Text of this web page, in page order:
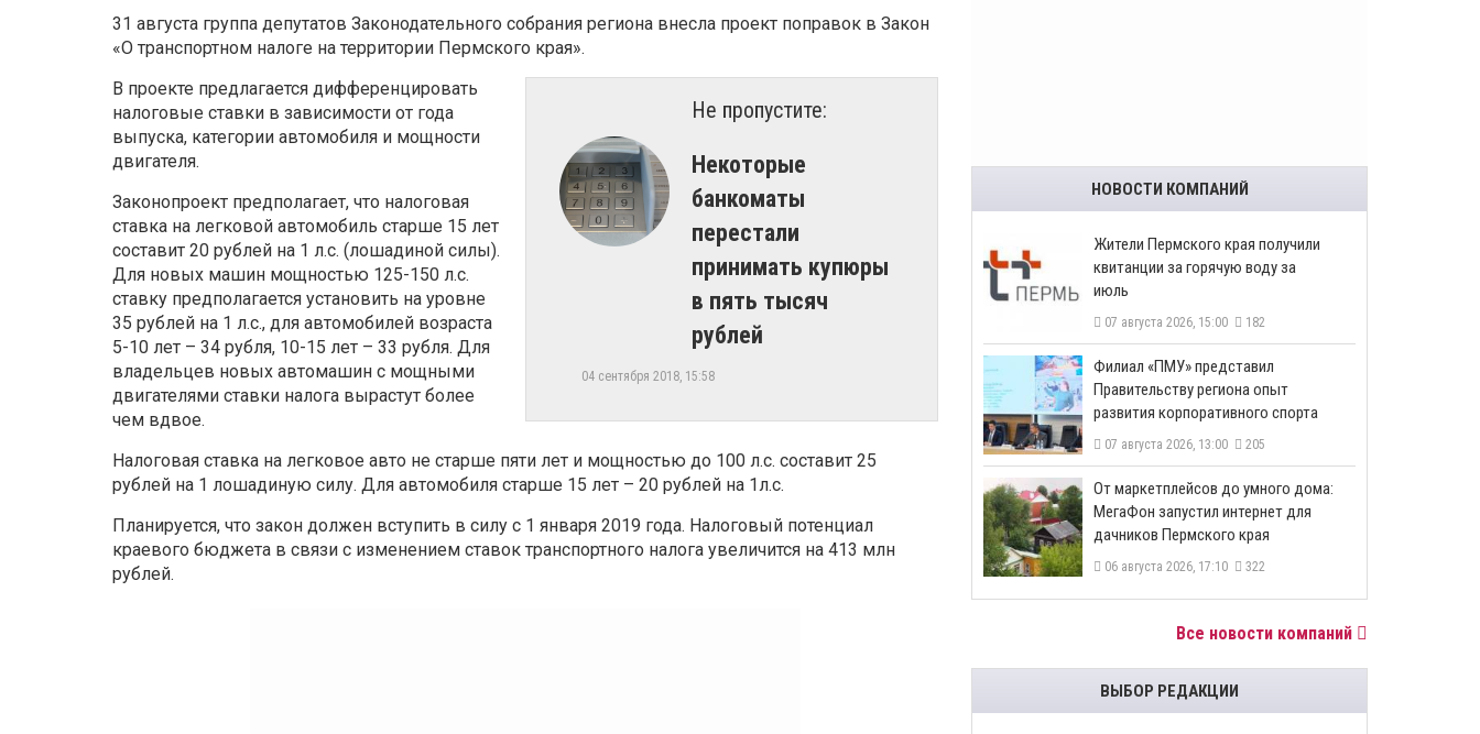
31 августа группа депутатов Законодательного собрания региона внесла проект поправок в Закон
«О транспортном налоге на территории Пермского края».
Не пропустите:
Некоторые
банкоматы
перестали
принимать купюры
в пять тысяч
рублей
04 сентября 2018, 15:58
В проекте предлагается дифференцировать
налоговые ставки в зависимости от года
выпуска, категории автомобиля и мощности
двигателя.
Законопроект предполагает, что налоговая
ставка на легковой автомобиль старше 15 лет
составит 20 рублей на 1 л.с. (лошадиной силы).
Для новых машин мощностью 125-150 л.с.
ставку предполагается установить на уровне
35 рублей на 1 л.с., для автомобилей возраста
5-10 лет – 34 рубля, 10-15 лет – 33 рубля. Для
владельцев новых автомашин с мощными
двигателями ставки налога вырастут более
чем вдвое.
Налоговая ставка на легковое авто не старше пяти лет и мощностью до 100 л.с. составит 25
рублей на 1 лошадиную силу. Для автомобиля старше 15 лет – 20 рублей на 1л.с.
Планируется, что закон должен вступить в силу с 1 января 2019 года. Налоговый потенциал
краевого бюджета в связи с изменением ставок транспортного налога увеличится на 413 млн
рублей.
НОВОСТИ КОМПАНИЙ
​Жители Пермского края получили
квитанции за горячую воду за
июль
07 августа 2026, 15:00 182
​Филиал «ПМУ» представил
Правительству региона опыт
развития корпоративного спорта
07 августа 2026, 13:00 205
От маркетплейсов до умного дома:
МегаФон запустил интернет для
дачников Пермского края
06 августа 2026, 17:10 322
Все новости компаний
ВЫБОР РЕДАКЦИИ